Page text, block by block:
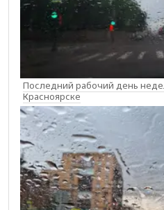
Последний рабочий день
Красноярске